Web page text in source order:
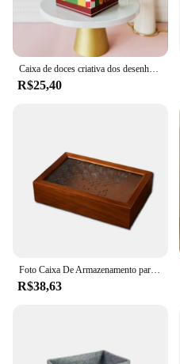
those who prefer simplicity.
R$25,40
Foto Caixa De Armazenamento para Jóias e Trinket, Caixa De Memória Decorativa, Home Organização Presente
R$38,63